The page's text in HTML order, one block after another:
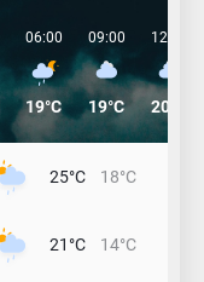
06:00
19°C
09:00
19°C
12:00
20°C
25°C 18°C
21°C 14°C